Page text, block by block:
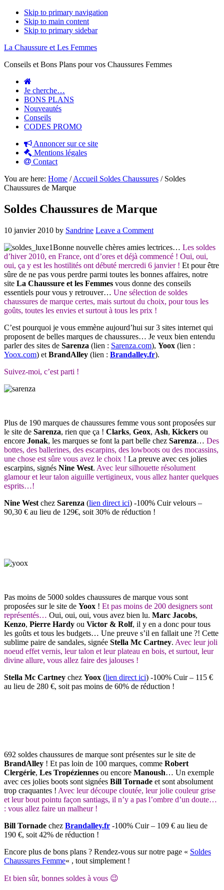
Skip to primary navigation
Skip to main content
Skip to primary sidebar
La Chaussure et Les Femmes
Conseils et Bons Plans pour vos Chaussures Femmes
Je cherche…
BONS PLANS
Nouveautés
Conseils
CODES PROMO
Annoncer sur ce site
Mentions légales
Contact
You are here: Home / Accueil Soldes Chaussures /Soldes
Chaussures de Marque
Soldes Chaussures de Marque
10 janvier 2010 by Sandrine Leave a Comment
Bonne nouvelle chères amies lectrices… Les soldes
d’hiver 2010, en France, ont d’ores et déjà commencé ! Oui, oui,
oui, ça y est les hostilités ont débuté mercredi 6 janvier ! Et pour être
sûre de ne pas vous perdre parmi toutes les bonnes affaires, notre
site La Chaussure et les Femmes vous donne des conseils
essentiels pour vous y retrouver… Une sélection de soldes
chaussures de marque certes, mais surtout du choix, pour tous les
goûts, toutes les envies et surtout à tous les prix !
C’est pourquoi je vous emmène aujourd’hui sur 3 sites internet qui
proposent de belles marques de chaussures… Je veux bien entendu
parler des sites de Sarenza (lien : Sarenza.com), Yoox (lien :
Yoox.com) et BrandAlley (lien : Brandalley.fr).
Suivez-moi, c’est parti !
Plus de 190 marques de chaussures femme vous sont proposées sur
le site de Sarenza, rien que ça ! Clarks, Geox, Ash, Kickers ou
encore Jonak, les marques se font la part belle chez Sarenza… Des
bottes, des ballerines, des escarpins, des lowboots ou des mocassins,
une chose est sûre vous avez le choix ! La preuve avec ces jolies
escarpins, signés Nine West. Avec leur silhouette résolument
glamour et leur talon aiguille vertigineux, vous allez hanter quelques
esprits…!
Nine West chez Sarenza (lien direct ici) -100% Cuir velours –
90,30 € au lieu de 129€, soit 30% de réduction !
Pas moins de 5000 soldes chaussures de marque vous sont
proposées sur le site de Yoox ! Et pas moins de 200 designers sont
représentés… Oui, oui, oui, vous avez bien lu. Marc Jacobs,
Kenzo, Pierre Hardy ou Victor & Rolf, il y en a donc pour tous
les goûts et tous les budgets… Une preuve s’il en fallait une ?! Cette
sublime paire de sandales, signée Stella Mc Cartney. Avec leur joli
noeud effet vernis, leur talon et leur plateau en bois, et surtout, leur
divine allure, vous allez faire des jalouses !
Stella Mc Cartney chez Yoox (lien direct ici) -100% Cuir – 115 €
au lieu de 280 €, soit pas moins de 60% de réduction !
692 soldes chaussures de marque sont présentes sur le site de
BrandAlley ! Et pas loin de 100 marques, comme Robert
Clergérie, Les Tropéziennes ou encore Manoush… Un exemple
avec ces jolies boots sont signées Bill Tornade et sont absolument
trop craquantes ! Avec leur découpe cloutée, leur jolie couleur grise
et leur bout pointu façon santiags, il n’y a pas l’ombre d’un doute…
: vous allez faire un malheur !
Bill Tornade chez Brandalley.fr -100% Cuir – 109 € au lieu de
190 €, soit 42% de réduction !
Encore plus de bons plans ? Rendez-vous sur notre page « Soldes
Chaussures Femme« , tout simplement !
Et bien sûr, bonnes soldes à vous 😉